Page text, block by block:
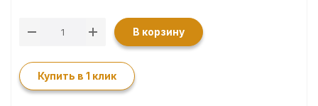
В корзину
Купить в 1 клик